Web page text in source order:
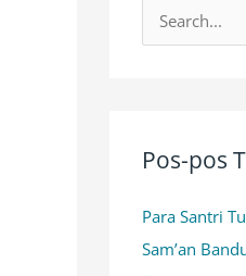
u
t
u
Pos-pos
Para Santri
Sam’an